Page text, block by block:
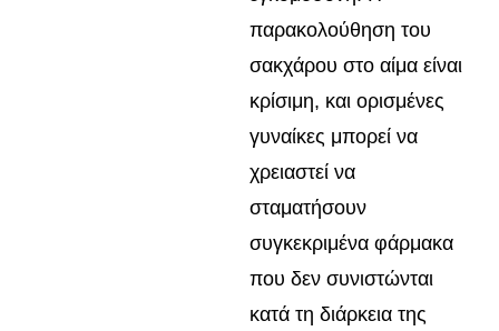
παρακολούθηση του
σακχάρου στο αίμα είναι
κρίσιμη, και ορισμένες
γυναίκες μπορεί να
χρειαστεί να
σταματήσουν
συγκεκριμένα φάρμακα
που δεν συνιστώνται
κατά τη διάρκεια της